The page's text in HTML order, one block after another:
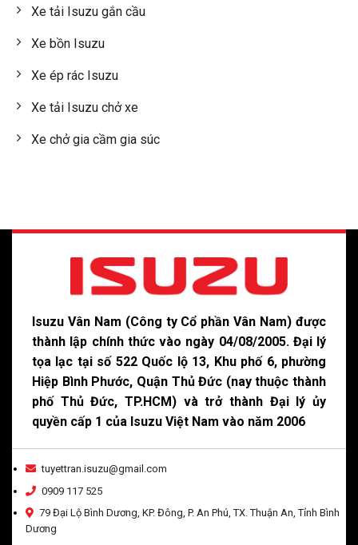
Xe tải Isuzu gắn cầu
Xe bồn Isuzu
Xe ép rác Isuzu
Xe tải Isuzu chở xe
Xe chở gia cầm gia súc
Isuzu Vân Nam (Công ty Cổ phần Vân Nam) được
thành lập chính thức vào ngày 04/08/2005. Đại lý
tọa lạc tại số 522 Quốc lộ 13, Khu phố 6, phường
Hiệp Bình Phước, Quận Thủ Đức (nay thuộc thành
phố Thủ Đức, TP.HCM) và trở thành Đại lý ủy
quyền cấp 1 của Isuzu Việt Nam vào năm 2006
tuyettran.isuzu@gmail.com
0909 117 525
79 Đại Lộ Bình Dương, KP. Đông, P. An Phú, TX. Thuận An, Tỉnh Bình
Dương